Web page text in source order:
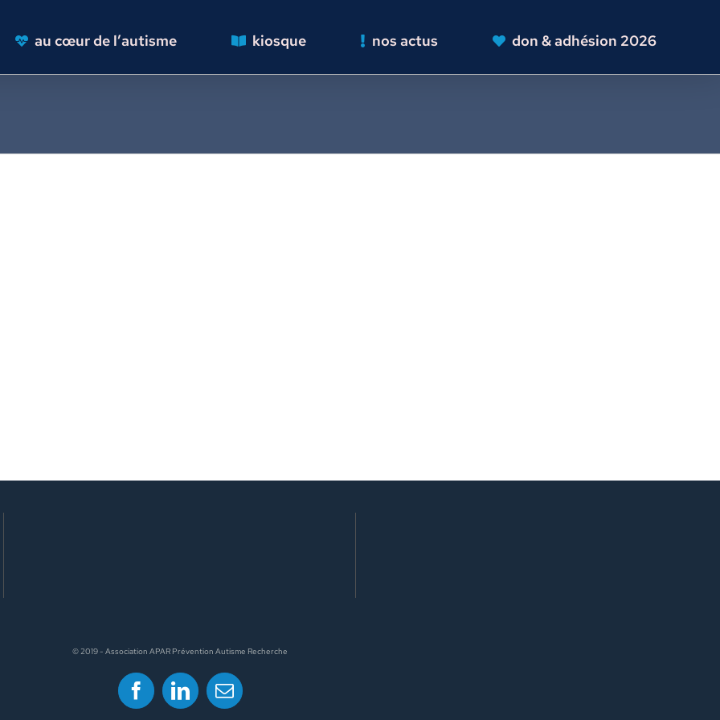
au cœur de l’autisme kiosque nos actus don & adhésion 2026
© 2019 - Association APAR Prévention Autisme Recherche
FacebookLinkedIn
Email